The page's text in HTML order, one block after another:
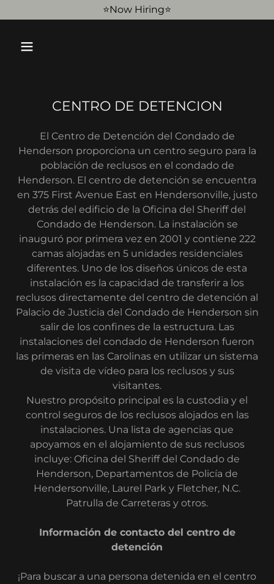
⭐️Now Hiring⭐️
CENTRO DE DETENCION
El Centro de Detención del Condado de
Henderson proporciona un centro seguro para la
población de reclusos en el condado de
Henderson. El centro de detención se encuentra
en 375 First Avenue East en Hendersonville, justo
detrás del edificio de la Oficina del Sheriff del
Condado de Henderson. La instalación se
inauguró por primera vez en 2001 y contiene 222
camas alojadas en 5 unidades residenciales
diferentes. Uno de los diseños únicos de esta
instalación es la capacidad de transferir a los
reclusos directamente del centro de detención al
Palacio de Justicia del Condado de Henderson sin
salir de los confines de la estructura. Las
instalaciones del condado de Henderson fueron
las primeras en las Carolinas en utilizar un sistema
de visita de vídeo para los reclusos y sus
visitantes.
Nuestro propósito principal es la custodia y el
control seguros de los reclusos alojados en las
instalaciones. Una lista de agencias que
apoyamos en el alojamiento de sus reclusos
incluye: Oficina del Sheriff del Condado de
Henderson, Departamentos de Policía de
Hendersonville, Laurel Park y Fletcher, N.C.
Patrulla de Carreteras y otros.
Información de contacto del centro de
detención
¡Para buscar a una persona detenida en el centro